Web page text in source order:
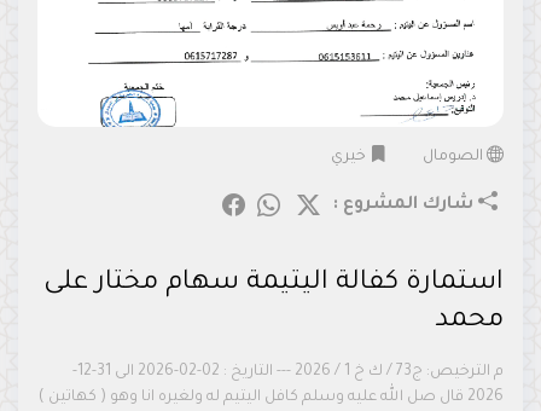
الصومال خيري
شارك المشروع :
استمارة كفالة اليتيمة سهام مختار على
محمد
م الترخيص: ج73 / ك خ 1 / 2026 --- التاريخ : 02-02-2026 الى 31-12-
2026 قال صل الله عليه وسلم كافل اليتيم له ولغيره انا وهو ( كهاتين )